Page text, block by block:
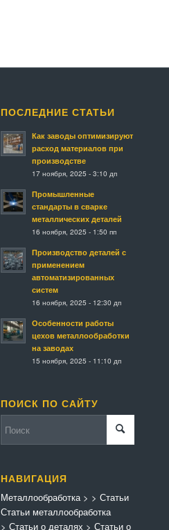
ПОСЛЕДНИЕ СТАТЬИ
Как заводы оптимизируют
расход материалов при
производстве
17 ноября, 2025 - 3:10 дп
Промышленные
стандарты в сварке
металлических деталей
16 ноября, 2025 - 1:50 пп
Производство деталей с
применением
автоматизированных
систем
16 ноября, 2025 - 12:30 дп
Особенности работы
цехов металлообработки
на заводах
15 ноября, 2025 - 11:10 дп
ПОИСК ПО САЙТУ
НАВИГАЦИЯ
Металлообработка>
Статьи металлообработка
> Статьи
> Статьи о деталях > Статьи о